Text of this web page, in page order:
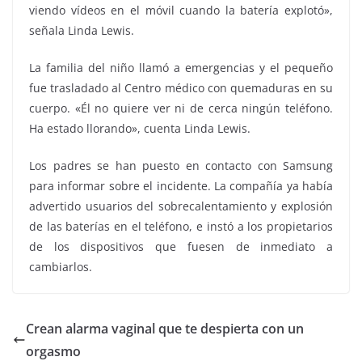
viendo vídeos en el móvil cuando la batería explotó»,
señala Linda Lewis.
La familia del niño llamó a emergencias y el pequeño
fue trasladado al Centro médico con quemaduras en su
cuerpo. «Él no quiere ver ni de cerca ningún teléfono.
Ha estado llorando», cuenta Linda Lewis.
Los padres se han puesto en contacto con Samsung
para informar sobre el incidente. La compañía ya había
advertido usuarios del sobrecalentamiento y explosión
de las baterías en el teléfono, e instó a los propietarios
de los dispositivos que fuesen de inmediato a
cambiarlos.
Crean alarma vaginal que te despierta con un
orgasmo